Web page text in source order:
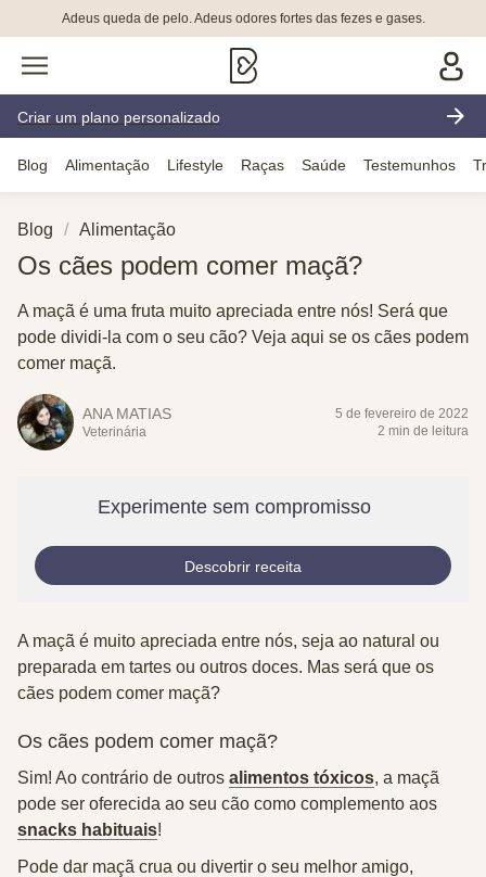
Adeus queda de pelo. Adeus odores fortes das fezes e gases.
Criar um plano personalizado
Blog Alimentação Lifestyle Raças Saúde Testemunhos
Blog Alimentação
Os cães podem comer maçã?
A maçã é uma fruta muito apreciada entre nós! Será que
pode dividi-la com o seu cão? Veja aqui se os cães podem
comer maçã.
ANA MATIAS
Veterinária
5 de fevereiro de 2022
2 min de leitura
Experimente sem compromisso
Descobrir receita
A maçã é muito apreciada entre nós, seja ao natural ou
preparada em tartes ou outros doces. Mas será que os
cães podem comer maçã?
Os cães podem comer maçã?
Sim! Ao contrário de outros alimentos tóxicos, a maçã
pode ser oferecida ao seu cão como complemento aos
snacks habituais!
Pode dar maçã crua ou divertir o seu melhor amigo,